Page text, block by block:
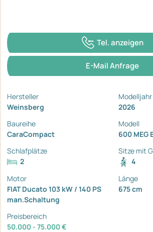
Tel. anzeigen
E-Mail Anfrage
Hersteller
Weinsberg
Modelljahr
2026
Baureihe
CaraCompact
Modell
600 MEG
Schlafplätze
2
Sitze mit
4
Motor
FIAT Ducato 103 kW / 140 PS
man.Schaltung
Länge
675 cm
Preisbereich
50.000 - 75.000 €